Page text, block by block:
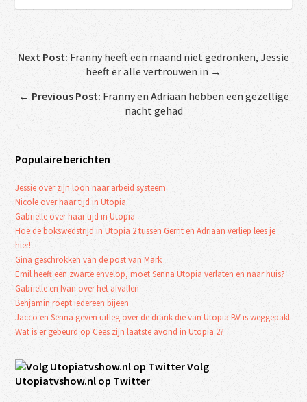
Next Post: Franny heeft een maand niet gedronken, Jessie
heeft er alle vertrouwen in →
← Previous Post: Franny en Adriaan hebben een gezellige
nacht gehad
Populaire berichten
Jessie over zijn loon naar arbeid systeem
Nicole over haar tijd in Utopia
Gabriëlle over haar tijd in Utopia
Hoe de bokswedstrijd in Utopia 2 tussen Gerrit en Adriaan verliep lees je
hier!
Gina geschrokken van de post van Mark
Emil heeft een zwarte envelop, moet Senna Utopia verlaten en naar huis?
Gabriëlle en Ivan over het afvallen
Benjamin roept iedereen bijeen
Jacco en Senna geven uitleg over de drank die van Utopia BV is weggepakt
Wat is er gebeurd op Cees zijn laatste avond in Utopia 2?
Volg
Utopiatvshow.nl op Twitter